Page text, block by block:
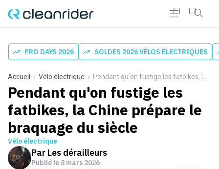
PRO DAYS 2026 SOLDES 2026 VÉLOS ÉLECTRIQUES
Accueil Vélo électrique Pendant qu'on fustige les fatbikes, la Chine prépare le braquage du siècle
Pendant qu'on fustige les
fatbikes, la Chine prépare le
braquage du siècle
Vélo électrique
Par Les dérailleurs
Publié le 8 mars 2026